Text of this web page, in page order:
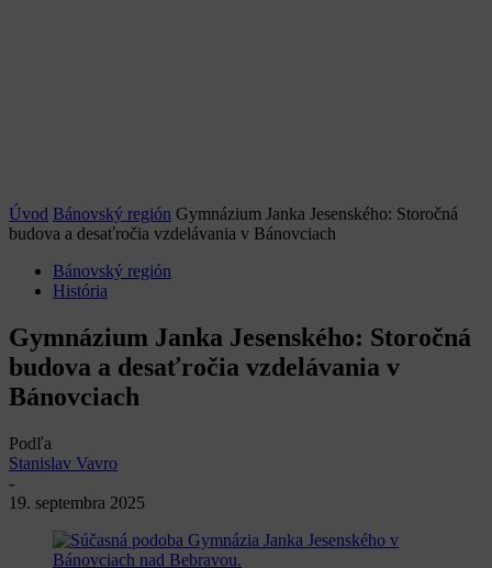
Úvod Bánovský región Gymnázium Janka Jesenského: Storočná
budova a desaťročia vzdelávania v Bánovciach
Bánovský región
História
Gymnázium Janka Jesenského: Storočná
budova a desaťročia vzdelávania v
Bánovciach
Podľa
Stanislav Vavro
-
19. septembra 2025